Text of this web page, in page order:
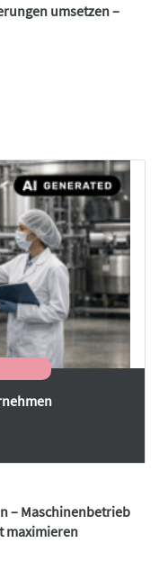
umsetzen –
– Maschinenbetrieb
maximieren